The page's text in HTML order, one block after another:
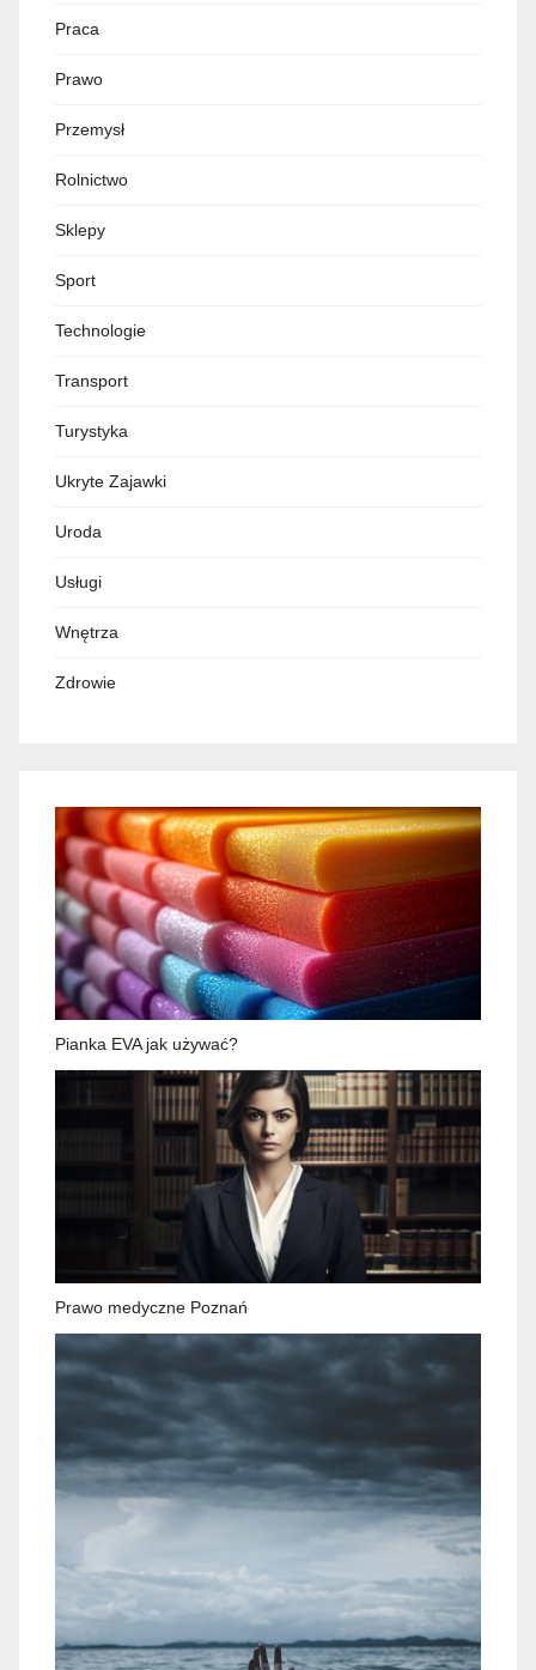
Praca
Prawo
Przemysł
Rolnictwo
Sklepy
Sport
Technologie
Transport
Turystyka
Ukryte Zajawki
Uroda
Usługi
Wnętrza
Zdrowie
Pianka EVA jak używać?
Prawo medyczne Poznań